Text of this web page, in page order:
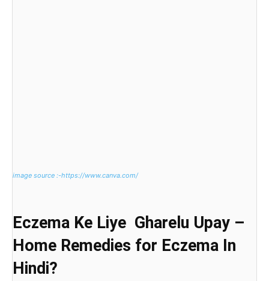
image source :-https://www.canva.com/
Eczema Ke Liye Gharelu Upay –
Home Remedies for Eczema In
Hindi?